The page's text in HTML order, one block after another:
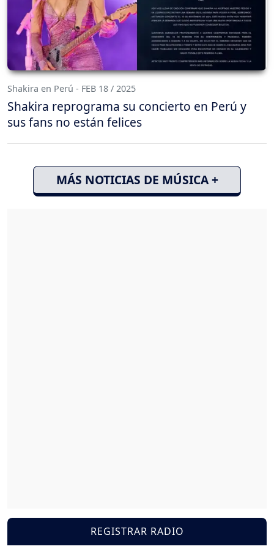
Shakira en Perú - FEB 18 / 2025
Shakira reprograma su concierto en Perú y
sus fans no están felices
MÁS NOTICIAS DE MÚSICA +
REGISTRAR RADIO